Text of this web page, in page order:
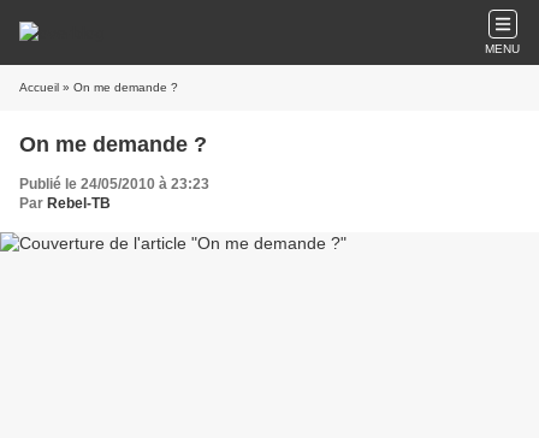
MENU
Accueil » On me demande ?
On me demande ?
Publié le 24/05/2010 à 23:23
Par Rebel-TB